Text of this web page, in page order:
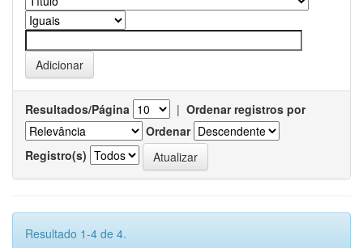
Resultados/Página | Ordenar registros por
Ordenar
Registro(s)
Resultado 1-4 de 4.